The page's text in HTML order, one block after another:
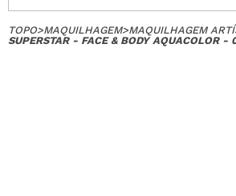
TOPO>MAQUILHAGEM>MAQUILHAGEM
SUPERSTAR - FACE & BODY AQUACOLOR -